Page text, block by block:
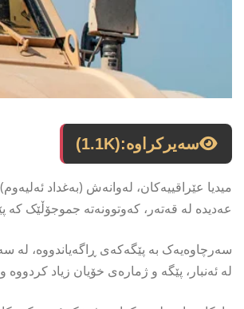
سەیرکراوە:(1.1K)
میدیا عێراقییەکان، لەوانەش (بەغداد
عەدیدە لە قەتەر، کەوتوونەتە جموجۆڵێک کە
لە ئەنبار، پێگە و ژمارەی خۆیان زیاد